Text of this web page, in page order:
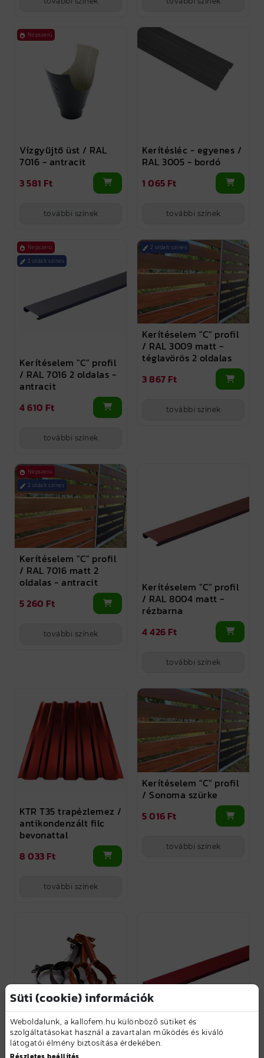
Népszerű
Vízgyűjtő üst / RAL
7016 - antracit
3 581 Ft
további színek
Kerítésléc - egyenes /
RAL 3005 - bordó
1 065 Ft
további színek
Népszerű
2 oldalt színes
Kerítéselem "C" profil
/ RAL 7016 2 oldalas -
antracit
4 610 Ft
további színek
2 oldalt színes
Kerítéselem "C" profil
/ RAL 3009 matt -
téglavörös 2 oldalas
3 867 Ft
további színek
Népszerű
2 oldalt színes
Kerítéselem "C" profil
/ RAL 7016 matt 2
oldalas - antracit
5 260 Ft
további színek
Kerítéselem "C" profil
/ RAL 8004 matt -
rézbarna
4 426 Ft
további színek
KTR T35 trapézlemez /
antikondenzált filc
bevonattal
8 033 Ft
további színek
Kerítéselem "C" profil
/ Sonoma szürke
5 016 Ft
további színek
Lefolyóbilincs állítható
/ RAL 8004 - rézbarna
Kerítéselem "C" profil
/ RAL 3011 -
Süti (cookie) információk
Weboldalunk, a kallofem.hu különböző sütiket és
szolgáltatásokat használ a zavartalan működés és kiváló
látogatói élmény biztosítása érdekében.